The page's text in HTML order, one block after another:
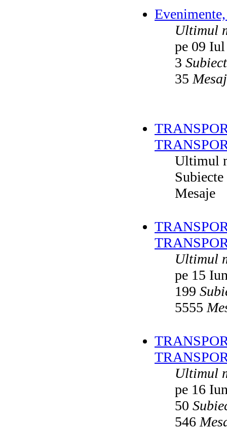
Ultimul
pe 09
3
35
Ultimul
Subiecte
Mesaje
Ultimul
pe 15
199
5555
Ultimul
pe 16
50
546